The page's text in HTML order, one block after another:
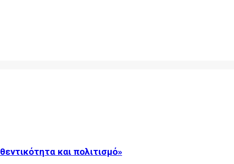
και πολιτισμό»